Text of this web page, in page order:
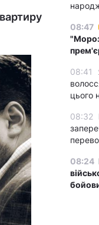
08:47
08:41
цього
08:32
08:24